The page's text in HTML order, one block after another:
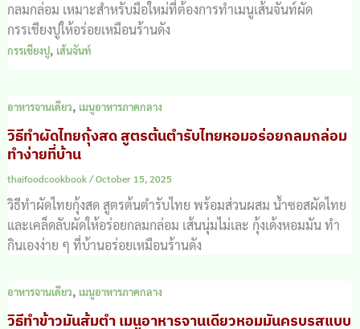
กลมกล่อม เหมาะสำหรับมือใหม่ที่ต้องการทำเมนูเส้นจันท์ผัด
กรรเชียงปูให้อร่อยเหมือนร้านดัง
กรรเชียงปู, เส้นจันท์
อาหารจานเดียว, เมนูอาหารภาคกลาง
วิธีทำผัดไทยกุ้งสด สูตรต้นตำรับไทยหอมอร่อยกลมกล่อม
ทำง่ายที่บ้าน
thaifoodcookbook/October 15, 2025
วิธีทำผัดไทยกุ้งสด สูตรต้นตำรับไทย พร้อมส่วนผสม น้ำซอสผัดไทย
และเคล็ดลับผัดให้อร่อยกลมกล่อม เส้นนุ่มไม่เละ กุ้งเด้งหอมมัน ทำ
กินเองง่าย ๆ ที่บ้านอร่อยเหมือนร้านดัง
อาหารจานเดียว, เมนูอาหารภาคกลาง
วิธีทำข้าวมันส้มตำ เมนูอาหารจานเดียวหอมมันครบรสแบบ